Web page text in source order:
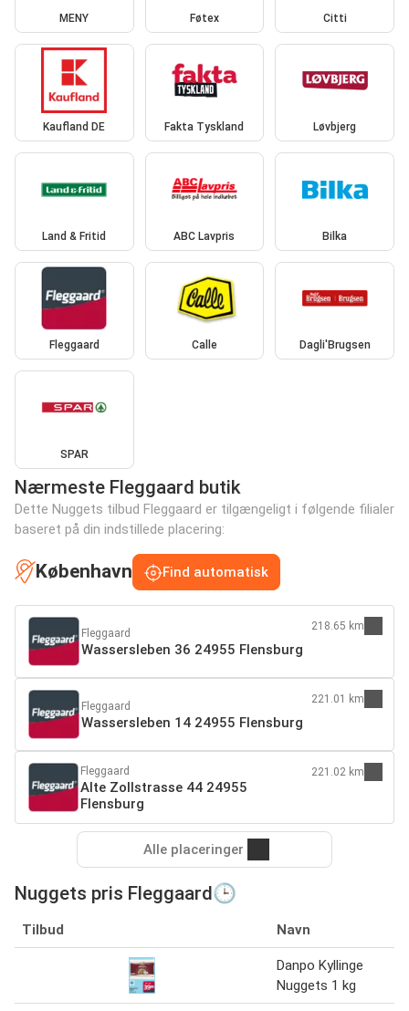
MENY Føtex Citti
Kaufland DE Fakta Tyskland Løvbjerg
Land & Fritid ABC Lavpris Bilka
Fleggaard Calle Dagli'Brugsen
SPAR
Nærmeste Fleggaard butik
Dette Nuggets tilbud Fleggaard er tilgængeligt i følgende filialer
baseret på din indstillede placering:
København Find automatisk
Fleggaard
Wassersleben 36 24955 Flensburg
218.65 km
Fleggaard
Wassersleben 14 24955 Flensburg
221.01 km
Fleggaard
Alte Zollstrasse 44 24955
Flensburg
221.02 km
Alle placeringer
Nuggets pris Fleggaard🕒
Tilbud Navn
Danpo Kyllinge
Nuggets 1 kg